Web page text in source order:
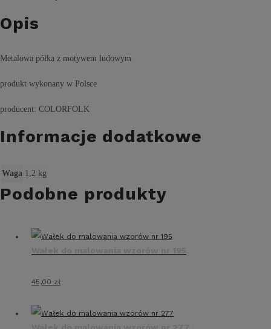
Opis
Metalowa półka z motywem ludowym
produkt wykonany w Polsce
producent: COLORFOLK
Informacje dodatkowe
Waga 1,2 kg
Podobne produkty
45,00 zł